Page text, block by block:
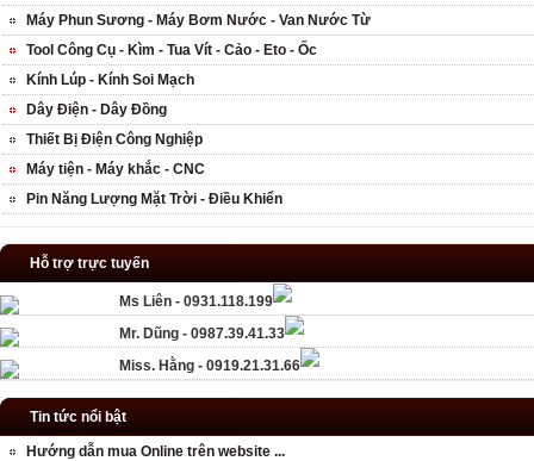
Máy Phun Sương - Máy Bơm Nước - Van Nước Từ
Tool Công Cụ - Kìm - Tua Vít - Cảo - Eto - Ốc
Kính Lúp - Kính Soi Mạch
Dây Điện - Dây Đồng
Thiết Bị Điện Công Nghiệp
Máy tiện - Máy khắc - CNC
Pin Năng Lượng Mặt Trời - Điều Khiển
Hỗ trợ trực tuyến
Ms Liên - 0931.118.199
Mr. Dũng - 0987.39.41.33
Miss. Hằng - 0919.21.31.66
Tin tức nổi bật
Hướng dẫn mua Online trên website ...